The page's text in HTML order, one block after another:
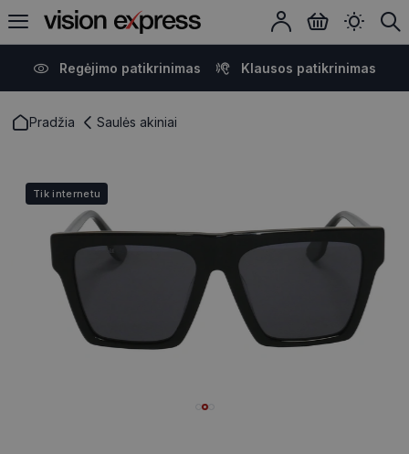
Regėjimo patikrinimas Klausos patikrinimas
Pradžia Saulės akiniai
Tik internetu